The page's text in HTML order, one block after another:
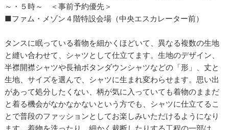
～・５時～ ＜事前予約優先＞
■ファム・メゾン４階特設会場（中央エスカレーター前）
タンスに眠っている着物を細かくほどいて、異なる複数の生地
と縫い合わせて、シャツとして仕立てます。生地のデザイン、
半襟開襟シャツや長袖ボタンダウンシャツなどの「形」、丈と
生地、サイズを選んで、シャツに生まれ変わらせます。思い出
があって処分したくない、柄が気に入っていても着物のままだ
と着る機会がなかなかないという方でも、シャツに仕立てるこ
とで普段のファッションとしてお楽しみいただけるようになり